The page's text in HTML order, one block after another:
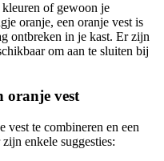
of gewoon je
oranje, een oranje vest is
ontbreken in je kast. Er zijn
om aan te sluiten bij
oranje vest
vest te combineren en een
enkele suggesties: